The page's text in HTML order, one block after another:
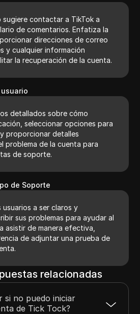
sugiere contactar a TikTok a
de comentarios. Enfatiza la
direcciones de correo
y cualquier información
la recuperación de la cuenta.
detallados sobre cómo
seleccionar opciones para
proporcionar detalles
problema de la cuenta para
de soporte.
de Soporte
usuarios a ser claros y
sus problemas para ayudar al
asistir de manera efectiva,
de adjuntar una prueba de
relacionadas
si no puedo iniciar
de Tick Tock?